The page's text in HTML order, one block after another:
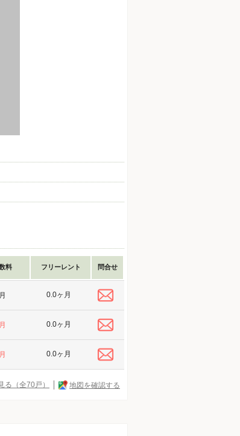
料 フリーレント 問合せ
0.0ヶ月
0.0ヶ月
0.0ヶ月
る（全70戸） 地図を確認する